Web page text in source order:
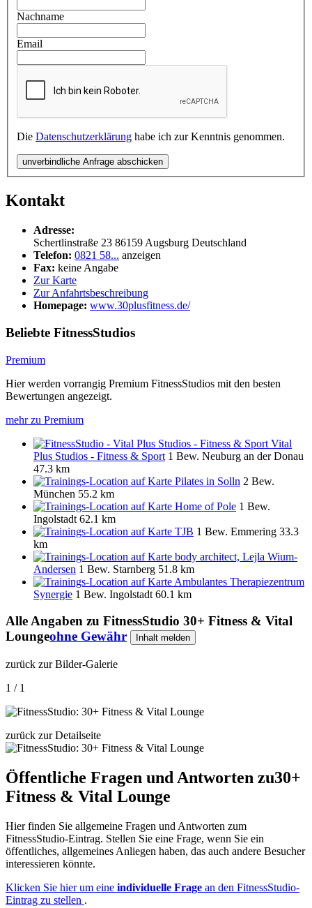
Nachname
Email
Die Datenschutzerklärung habe ich zur Kenntnis genommen.
unverbindliche Anfrage abschicken
Kontakt
Adresse:
Schertlinstraße 23 86159 Augsburg Deutschland
Telefon: 0821 58... anzeigen
Fax: keine Angabe
Zur Karte
Zur Anfahrtsbeschreibung
Homepage: www.30plusfitness.de/
Beliebte FitnessStudios
Premium
Hier werden vorrangig Premium FitnessStudios mit den besten
Bewertungen angezeigt.
mehr zu Premium
Vital
Plus Studios - Fitness & Sport 1 Bew. Neuburg an der Donau
47.3 km
Pilates in Solln 2 Bew.
München 55.2 km
Home of Pole 1 Bew.
Ingolstadt 62.1 km
TJB 1 Bew. Emmering 33.3
km
body architect, Lejla Wium-
Andersen 1 Bew. Starnberg 51.8 km
Ambulantes Therapiezentrum
Synergie 1 Bew. Ingolstadt 60.1 km
Alle Angaben zu FitnessStudio 30+ Fitness & Vital
Loungeohne Gewähr Inhalt melden
zurück zur Bilder-Galerie
1 / 1
zurück zur Detailseite
Öffentliche Fragen und Antworten zu30+
Fitness & Vital Lounge
Hier finden Sie allgemeine Fragen und Antworten zum
FitnessStudio-Eintrag. Stellen Sie eine Frage, wenn Sie ein
öffentliches, allgemeines Anliegen haben, das auch andere Besucher
interessieren könnte.
Klicken Sie hier um eine individuelle Frage an den FitnessStudio-
Eintrag zu stellen .